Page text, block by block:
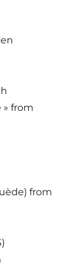
» from
from